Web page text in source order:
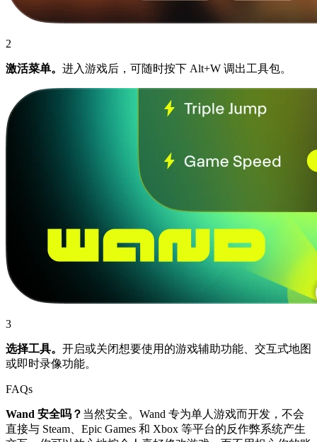
2
激活菜单。 进入游戏后，可随时按下 Alt+W 调出工具包。
3
选择工具。 开启或关闭想要使用的游戏辅助功能、交互式地图
或即时录像功能。
FAQs
Wand 安全吗？ 当然安全。Wand 专为单人游戏而开发，不会
直接与 Steam、Epic Games 和 Xbox 等平台的反作弊系统产生